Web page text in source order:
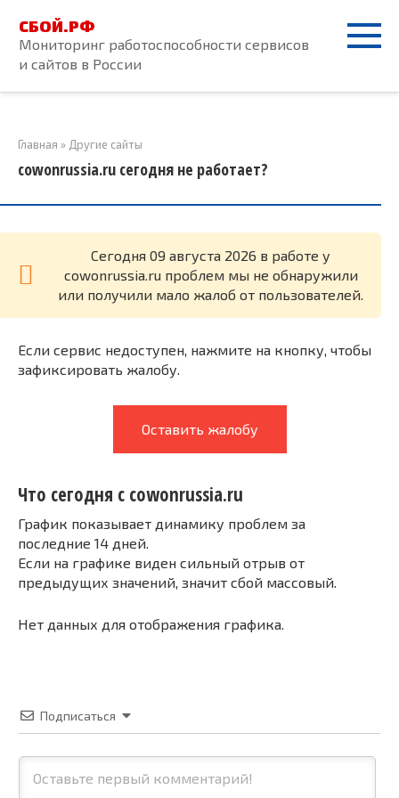
контенту
СБОЙ.РФ
Мониторинг работоспособности сервисов
и сайтов в России
Главная » Другие сайты
cowonrussia.ru сегодня не работает?
Cегодня 09 августа 2026 в работе у
cowonrussia.ru проблем мы не обнаружили
или получили мало жалоб от пользователей.
Если сервис недоступен, нажмите на кнопку, чтобы
зафиксировать жалобу.
Оставить жалобу
Что сегодня с cowonrussia.ru
График показывает динамику проблем за
последние 14 дней.
Если на графике виден сильный отрыв от
предыдущих значений, значит сбой массовый.
Нет данных для отображения графика.
Подписаться